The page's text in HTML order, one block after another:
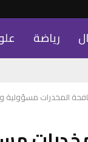
رياضة
المخدرات مسؤولية